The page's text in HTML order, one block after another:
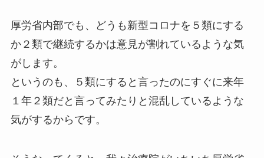
厚労省内部でも、どうも新型コロナを５類にする
か２類で継続するかは意見が割れているような気
がします。
というのも、５類にすると言ったのにすぐに来年
１年２類だと言ってみたりと混乱しているような
気がするからです。